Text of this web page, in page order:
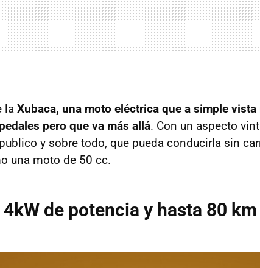
la Xubaca, una moto eléctrica que a simple
pero que va más allá. Con un aspecto
y sobre todo, que pueda conducirla sin
una moto de 50 cc.
de potencia y hasta 80